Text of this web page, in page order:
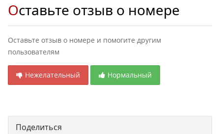
Оставьте отзыв о номере
Оставьте отзыв о номере и помогите другим
пользователям
Нежелательный Нормальный
Поделиться